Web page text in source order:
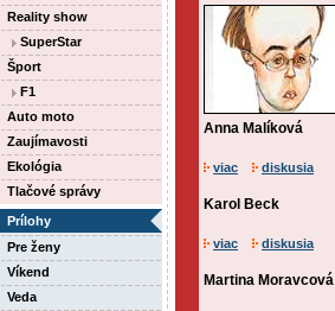
Reality show
SuperStar
Šport
F1
Auto moto
Zaujímavosti
Ekológia
Tlačové správy
Prílohy
Pre ženy
Víkend
Veda
Anna Malíková
viac diskusia
Karol Beck
viac diskusia
Martina Moravcová